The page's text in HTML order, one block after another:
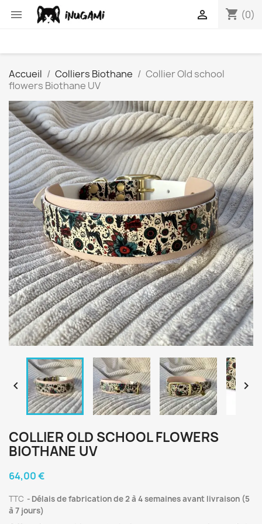
 shopping_cart (0)

Accueil Colliers Biothane
Collier Old school
flowers Biothane UV
 
COLLIER OLD SCHOOL FLOWERS
BIOTHANE UV
64,00 €
TTC
Délais de fabrication de 2 à 4 semaines avant livraison (5
à 7 jours)